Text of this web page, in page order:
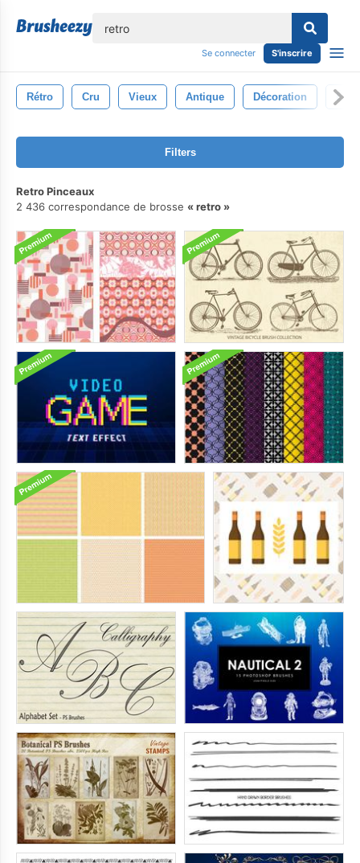
Se connecter S'inscrire
Rétro Cru Vieux Antique Décoration
Filters
Retro Pinceaux
2 436 correspondance de brosse
retro